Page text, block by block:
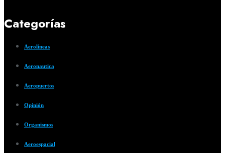
Categorías
Aerolíneas
Aeronautica
Aeropuertos
Opinión
Organismos
Aeroespacial